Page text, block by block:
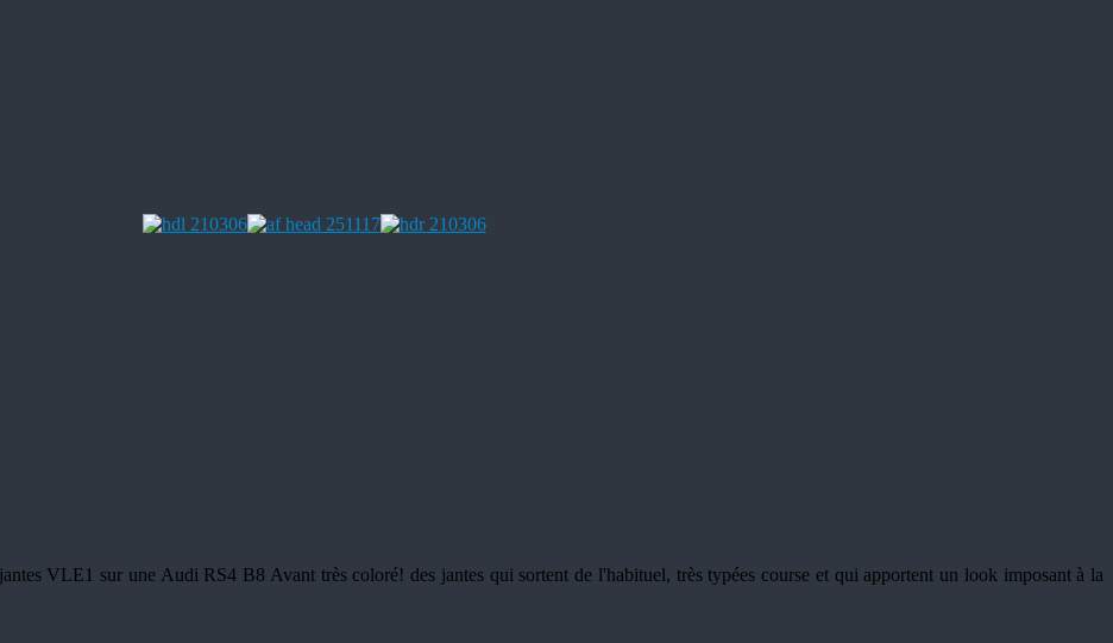
VLE1 sur une Audi RS4 B8 Avant très coloré! des jantes qui sortent de l'habituel, très typées course et qui apportent un look imposant à la